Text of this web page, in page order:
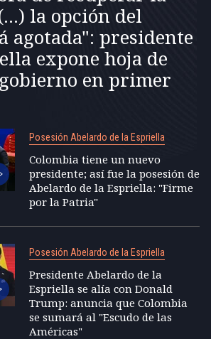
la opción del
agotada": presidente
expone hoja de
en primer
Posesión Abelardo de la Espriella
Colombia tiene un nuevo
presidente; así fue la posesión de
Abelardo de la Espriella: "Firme
por la Patria"
Posesión Abelardo de la Espriella
Presidente Abelardo de la
Espriella se alía con Donald
Trump: anuncia que Colombia
se sumará al "Escudo de las
Américas"